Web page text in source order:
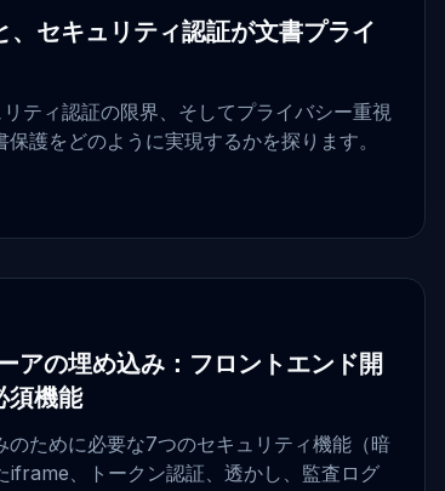
セキュリティ認証が文書プライ
ティ認証の限界、そしてプライバシー重視
護をどのように実現するかを探ります。
アの埋め込み：フロントエンド開
須機能
ために必要な7つのセキュリティ機能（暗
iframe、トークン認証、透かし、監査ログ